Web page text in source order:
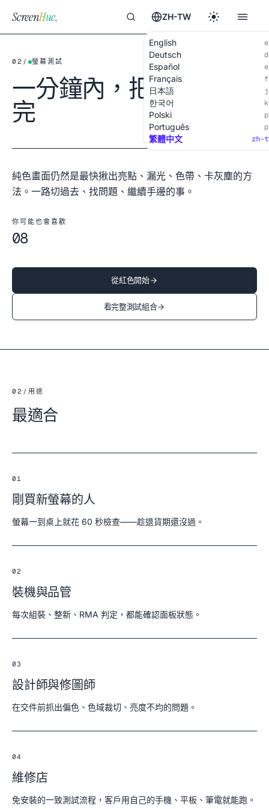
ScreenHue. ZH-TW
English
Deutsch
Español
Français
日本語
한국어
Polski
Português
繁體中文 zh-
02 / 螢幕測試
一分鐘內，把螢幕測
完
純色畫面仍然是最快揪出亮點、漏光、色帶、卡灰塵的方
法。一路切過去、找問題、繼續手邊的事。
你可能也會喜歡
08
從紅色開始
看完整測試組合
02 / 用途
最適合
01
剛買新螢幕的人
螢幕一到桌上就花 60 秒檢查——趁退貨期還沒過。
02
裝機與品管
每次組裝、整新、RMA 判定，都能確認面板狀態。
03
設計師與修圖師
在交件前抓出偏色、色域裁切、亮度不均的問題。
04
維修店
免安裝的一致測試流程，客戶用自己的手機、平板、筆電就能跑。